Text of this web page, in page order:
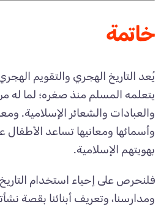
خاتمة
يُعد التاريخ الهجري والتقويم
يتعلمه المسلم منذ صغره؛ لما له
والعبادات والشعائر الإسلامية.
وأسمائها ومعانيها تساعد الأطفال
بهويتهم الإسلامية.
فلنحرص على إحياء استخدام
ومدارسنا، وتعريف أبنائنا بقصة